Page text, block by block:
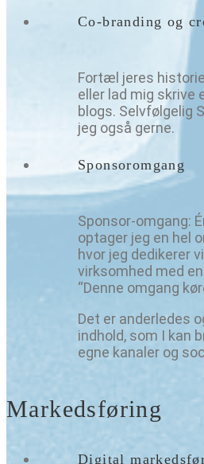
Co-branding og
Fortæl jeres
eller lad mig skrive
blogs. Selvfølgelig
jeg også gerne.
Sponsoromgang
Sponsor-omgang:
optager jeg en hel
hvor jeg dedikerer
virksomhed med
“Denne omgang
Det er anderledes
indhold, som I kan
egne kanaler og
Markedsføring
Digital